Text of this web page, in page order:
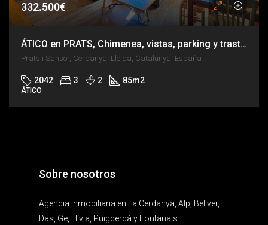
332.500€
ÁTICO en PRATS, Chimenea, vistas, parking y trastero
Prats i Sansor, Cerdanya, Lleida, Catalunya, España
2042 3 2 85m2
ÁTICO
Sobre nosotros
Agencia inmobiliaria en La Cerdanya, Alp, Bellver,
Das, Ge, Llívia, Puigcerdà y Fontanals.